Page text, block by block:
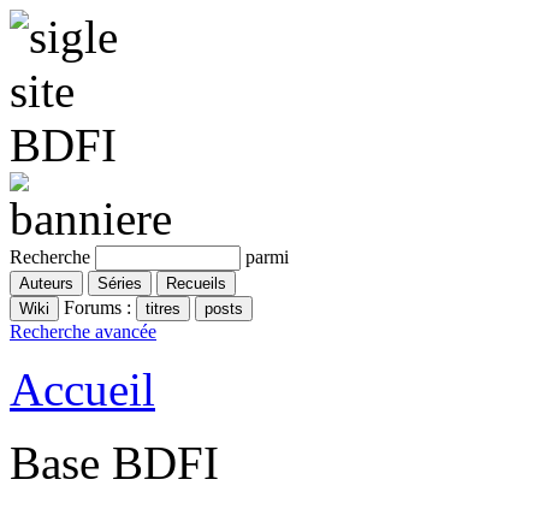
Recherche parmi
Forums :
Recherche avancée
Accueil
Base BDFI